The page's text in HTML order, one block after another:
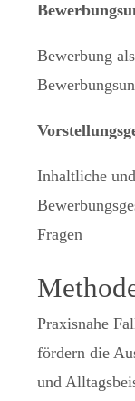
Bewerbung
Inhaltliche
Fragen
Praxisnahe
fördern die
und